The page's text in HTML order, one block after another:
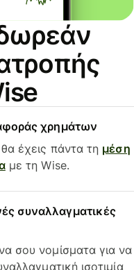
χρημάτων
έχεις πάντα τη μέση
με τη Wise.
συναλλαγματικές
σου νομίσματα για να
ισοτιμία